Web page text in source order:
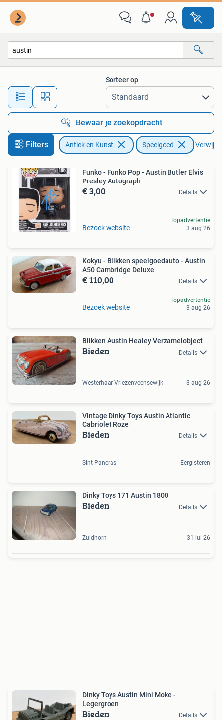
Alle afstanden…
Sorteer op
Bewaar je zoekopdracht
Filters Antiek en Kunst Speelgoed
Funko - Funko Pop - Austin Butler Elvis
Presley Autograph
€ 3,00 Details
Bezoek website
Topadvertentie
3 aug 26
Kokyu - Blikken speelgoedauto - Austin
A50 Cambridge Deluxe
€ 110,00 Details
Bezoek website
Topadvertentie
3 aug 26
Blikken Austin Healey Verzamelobject
Bieden Details
Westerhaar-Vriezenveensewijk 3 aug 26
Vintage Dinky Toys Austin Atlantic
Cabriolet Roze
Bieden Details
Sint Pancras Eergisteren
Dinky Toys 171 Austin 1800
Bieden Details
Zuidhorn 31 jul 26
Dinky Toys Austin Mini Moke -
Legergroen
Bieden Details